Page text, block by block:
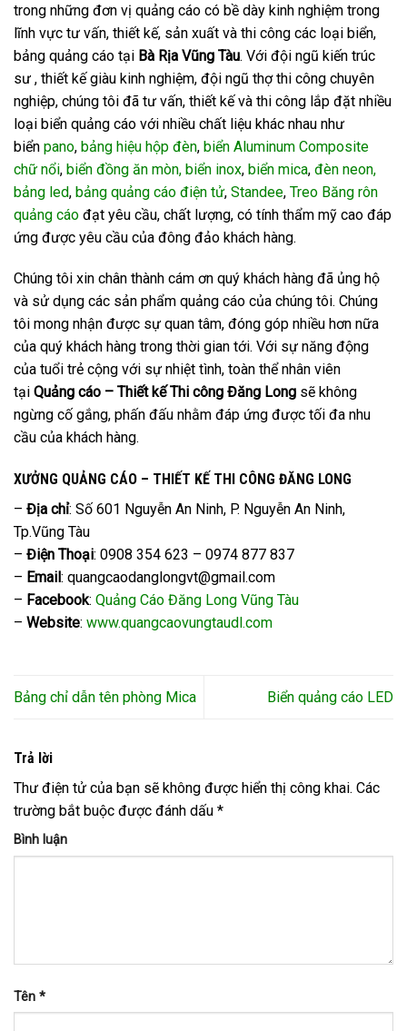
trong những đơn vị quảng cáo có bề dày kinh nghiệm trong
lĩnh vực tư vấn, thiết kế, sản xuất và thi công các loại biển,
bảng quảng cáo tại Bà Rịa Vũng Tàu. Với đội ngũ kiến trúc
sư , thiết kế giàu kinh nghiệm, đội ngũ thợ thi công chuyên
nghiệp, chúng tôi đã tư vấn, thiết kế và thi công lắp đặt nhiều
loại biển quảng cáo với nhiều chất liệu khác nhau như
biển pano, bảng hiệu hộp đèn, biển Aluminum Composite
chữ nổi, biển đồng ăn mòn, biển inox, biển mica, đèn neon,
bảng led, bảng quảng cáo điện tử, Standee, Treo Băng rôn
quảng cáo đạt yêu cầu, chất lượng, có tính thẩm mỹ cao đáp
ứng được yêu cầu của đông đảo khách hàng.
Chúng tôi xin chân thành cám ơn quý khách hàng đã ủng hộ
và sử dụng các sản phẩm quảng cáo của chúng tôi. Chúng
tôi mong nhận được sự quan tâm, đóng góp nhiều hơn nữa
của quý khách hàng trong thời gian tới. Với sự năng động
của tuổi trẻ cộng với sự nhiệt tình, toàn thể nhân viên
tại Quảng cáo – Thiết kế Thi công Đăng Long sẽ không
ngừng cố gắng, phấn đấu nhằm đáp ứng được tối đa nhu
cầu của khách hàng.
XƯỞNG QUẢNG CÁO – THIẾT KẾ THI CÔNG ĐĂNG LONG
– Địa chỉ: Số 601 Nguyễn An Ninh, P. Nguyễn An Ninh,
Tp.Vũng Tàu
– Điện Thoại: 0908 354 623 – 0974 877 837
– Email : quangcaodanglongvt@gmail.com
– Facebook: Quảng Cáo Đăng Long Vũng Tàu
– Website: www.quangcaovungtaudl.com
Bảng chỉ dẫn tên phòng Mica Biển quảng cáo LED
Trả lời
Thư điện tử của bạn sẽ không được hiển thị công khai. Các
trường bắt buộc được đánh dấu *
Bình luận
Tên *